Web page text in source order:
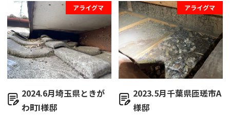
アライグマ
2024.6月埼玉県ときが
わ町I様邸
アライグマ
2023.5月千葉県匝瑳市A
様邸